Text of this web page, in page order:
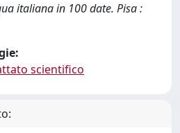
italiana in 100 date. Pisa :
scientifico